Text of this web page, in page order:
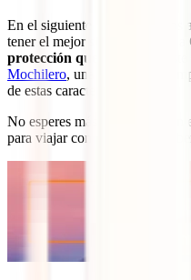
En el siguiente punto te vamos
tener el mejor seguro de viaje a
protección que necesitas
.
Mochilero, una póliza que
de estas características .
No esperes más y hazte ya
para viajar con las mejores